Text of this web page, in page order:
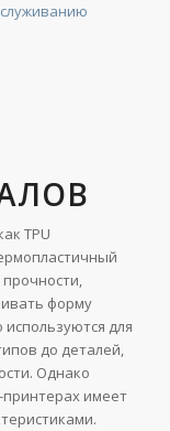
TPU
форму
для
до деталей,
Однако
принтерах имеет